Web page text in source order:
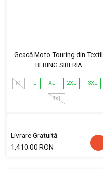
Geacă Moto Touring din Textil
BERING SIBERIA
M L XL 2XL 3XL
4XL
Livrare Gratuită
1,410.00 RON